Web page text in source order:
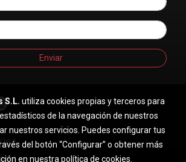
Enviar
S.L. utiliza cookies propias y terceros para
de la navegación de nuestros
nuestros servicios. Puedes configurar tus
del botón “Configurar” o obtener más
en nuestra política de cookies